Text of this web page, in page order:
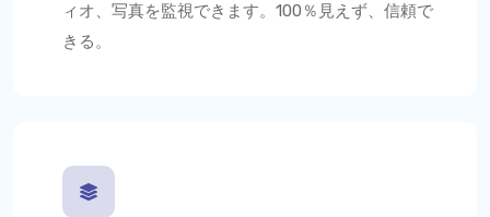
ィオ、写真を監視できます。100％見えず、信頼で
きる。